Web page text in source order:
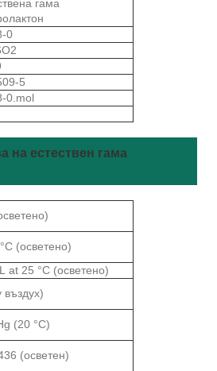
гама
0
5
0.mol
на естествен гама
(осветено)
at 25 °C (осветено)
(20 °C)
(осветен)